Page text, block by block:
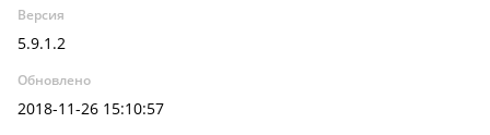
Версия
5.9.1.2
Обновлено
2018-11-26 15:10:57